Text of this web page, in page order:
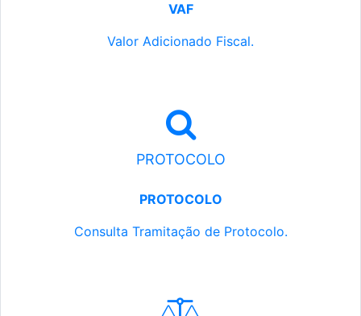
VAF
Valor Adicionado Fiscal.
PROTOCOLO
PROTOCOLO
Consulta Tramitação de Protocolo.